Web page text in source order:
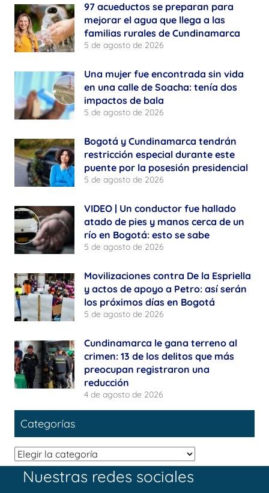
97 acueductos se preparan para
mejorar el agua que llega a las
familias rurales de Cundinamarca
5 de agosto de 2026
Una mujer fue encontrada sin vida
en una calle de Soacha: tenía dos
impactos de bala
5 de agosto de 2026
Bogotá y Cundinamarca tendrán
restricción especial durante este
puente por la posesión presidencial
5 de agosto de 2026
VIDEO | Un conductor fue hallado
atado de pies y manos cerca de un
río en Bogotá: esto se sabe
5 de agosto de 2026
Movilizaciones contra De la Espriella
y actos de apoyo a Petro: así serán
los próximos días en Bogotá
5 de agosto de 2026
Cundinamarca le gana terreno al
crimen: 13 de los delitos que más
preocupan registraron una
reducción
4 de agosto de 2026
Categorías
Categorías
Nuestras redes sociales